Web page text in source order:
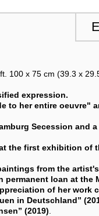
100 x 75 cm (39.3 x
expression.
to her entire oeuvre"
Secession and
the first exhibition of
from the
permanent loan at the
of her
in Deutschland”
(2019)